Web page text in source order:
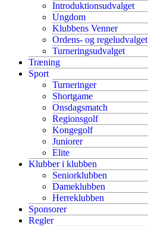
Introduktionsudvalget
Ungdom
Klubbens Venner
Ordens- og regeludvalget
Turneringsudvalget
Træning
Sport
Turneringer
Shortgame
Onsdagsmatch
Regionsgolf
Kongegolf
Juniorer
Elite
Klubber i klubben
Seniorklubben
Dameklubben
Herreklubben
Sponsorer
Regler